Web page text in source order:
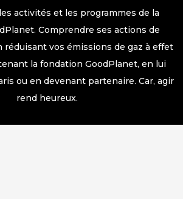
activités et les programmes de la
Comprendre ses actions de
réduisant vos émissions de gaz à effet
la fondation GoodPlanet, en lui
ou en devenant partenaire. Car, agir
rend heureux.